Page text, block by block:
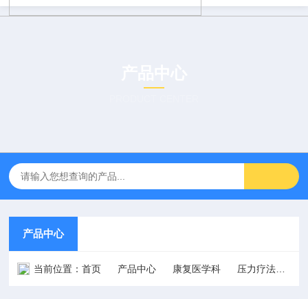
产品中心
当前位置：首页 产品中心 康复医学科 压力疗法